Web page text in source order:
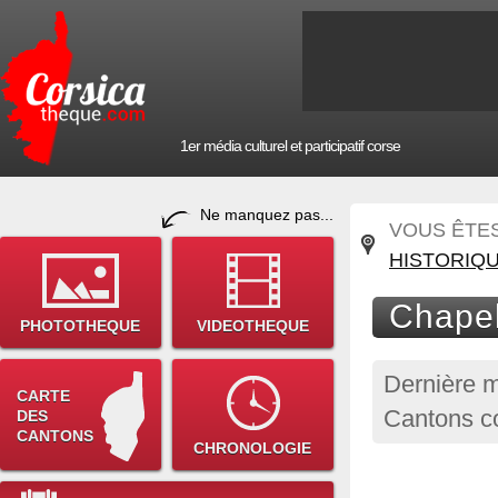
1er média culturel et participatif corse
Ne manquez pas...
PHOTOTHEQUE VIDEOTHEQUE
CARTE
DES
CANTONS
CHRONOLOGIE
VOUS
Dernière
Cantons